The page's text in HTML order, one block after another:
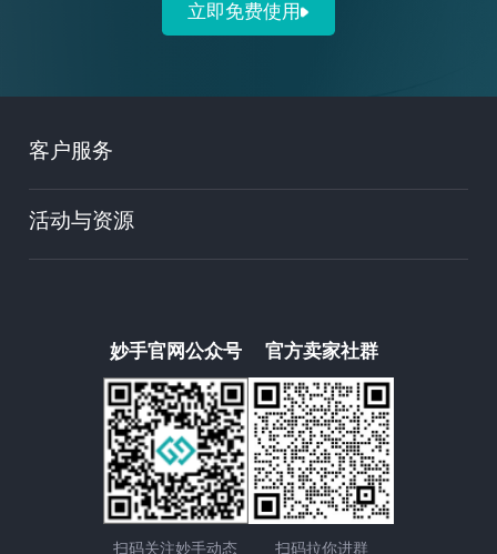
立即免费使用
客户服务
活动与资源
妙手官网公众号
扫码关注妙手动态
官方卖家社群
扫码拉你进群